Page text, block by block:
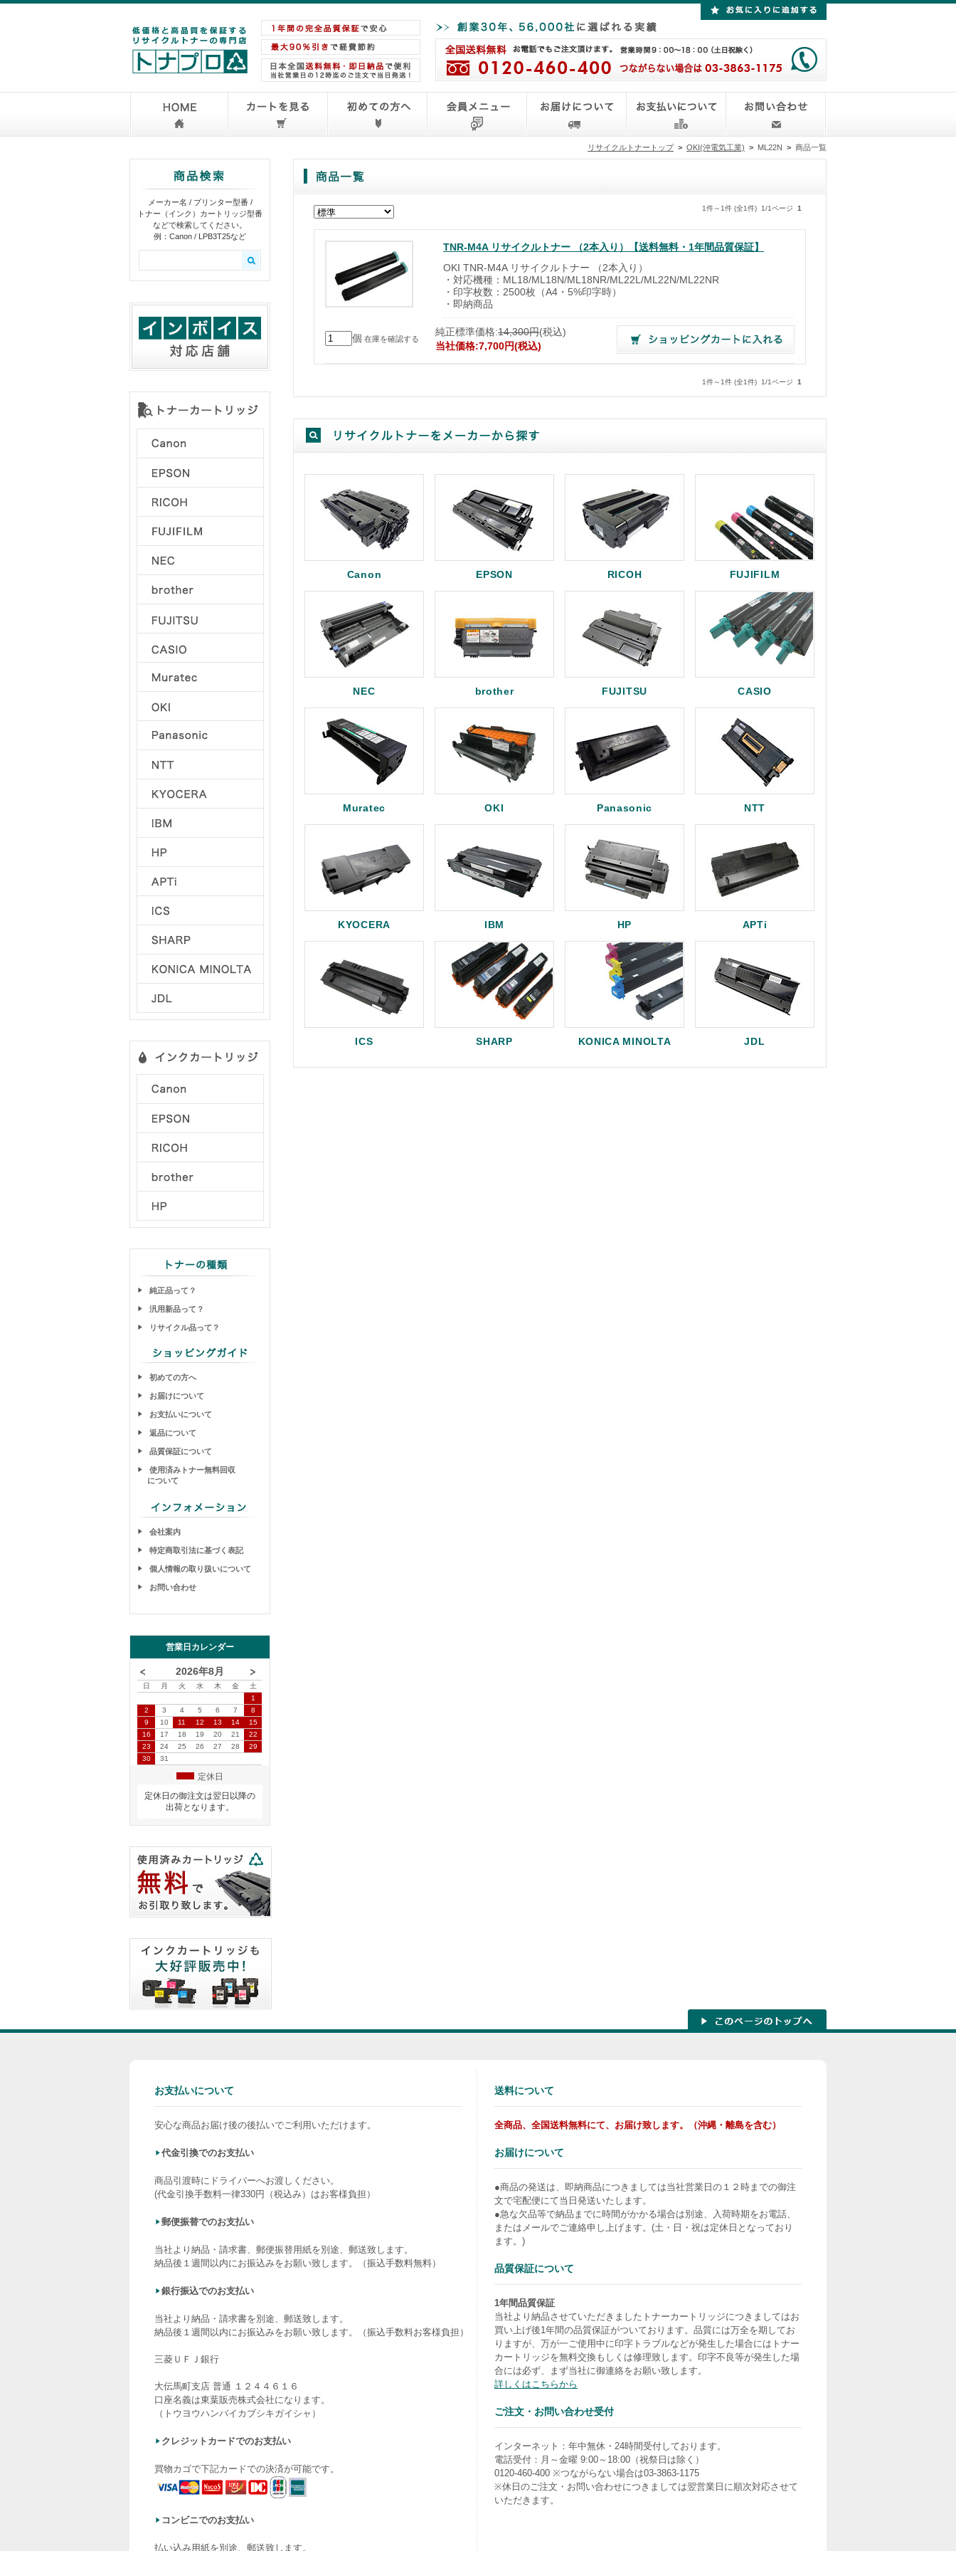
リサイクルトナートップ > OKI(沖電気工業) > ML22N > 商品一覧
メーカー名 / プリンター型番 /
トナー（インク）カートリッジ型番
などで検索してください。
例：Canon / LPB3T25など
純正品って？
汎用新品って？
リサイクル品って？
初めての方へ
お届けについて
お支払いについて
返品について
品質保証について
使用済みトナー無料回収
について
会社案内
特定商取引法に基づく表記
個人情報の取り扱いについて
お問い合わせ
営業日カレンダー
2026年8月
日 月 火 水 木 金
土
1
2
3 4 5 6 7
8
9
10 11 12 13 14
15
16
17 18 19 20 21
22
23
24 25 26 27 28
29
30
31
定休日
定休日の御注文は翌日以降の
出荷となります。
1件～1件 (全1件) 1/1ページ 1
TNR-M4A リサイクルトナー （2本入り）【送料無料・1年間品質保証】
OKI TNR-M4A リサイクルトナー （2本入り）
・対応機種：ML18/ML18N/ML18NR/ML22L/ML22N/ML22NR
・印字枚数：2500枚（A4・5%印字時）
・即納商品
個 在庫を確認する
純正標準価格:14,300円(税込)
当社価格:7,700円(税込)
1件～1件 (全1件) 1/1ページ 1
Canon EPSON RICOH FUJIFILM
NEC brother FUJITSU CASIO
Muratec OKI Panasonic NTT
KYOCERA IBM HP APTi
ICS SHARP KONICA MINOLTA JDL
お支払いについて
安心な商品お届け後の後払いでご利用いただけます。
代金引換でのお支払い
商品引渡時にドライバーへお渡しください。
(代金引換手数料一律330円（税込み）はお客様負担）
郵便振替でのお支払い
当社より納品・請求書、郵便振替用紙を別途、郵送致します。
納品後１週間以内にお振込みをお願い致します。（振込手数料無料）
銀行振込でのお支払い
当社より納品・請求書を別途、郵送致します。
納品後１週間以内にお振込みをお願い致します。（振込手数料お客様負担）
三菱ＵＦＪ銀行
大伝馬町支店 普通 １２４４６１６
口座名義は東葉販売株式会社になります。
（トウヨウハンバイカブシキガイシャ）
クレジットカードでのお支払い
買物カゴで下記カードでの決済が可能です。
コンビニでのお支払い
払い込み用紙を別途、郵送致します。
送料について
全商品、全国送料無料にて、お届け致します。（沖縄・離島を含む）
お届けについて
●商品の発送は、即納商品につきましては当社営業日の１２時までの御注
文で宅配便にて当日発送いたします。
●急な欠品等で納品までに時間がかかる場合は別途、入荷時期をお電話、
またはメールでご連絡申し上げます。(土・日・祝は定休日となっており
ます。)
品質保証について
1年間品質保証
当社より納品させていただきましたトナーカートリッジにつきましてはお
買い上げ後1年間の品質保証がついております。品質には万全を期してお
りますが、万が一ご使用中に印字トラブルなどが発生した場合にはトナー
カートリッジを無料交換もしくは修理致します。印字不良等が発生した場
合には必ず、まず当社に御連絡をお願い致します。
詳しくはこちらから
ご注文・お問い合わせ受付
インターネット：年中無休・24時間受付しております。
電話受付：月～金曜 9:00～18:00（祝祭日は除く）
0120-460-400 ※つながらない場合は03-3863-1175
※休日のご注文・お問い合わせにつきましては翌営業日に順次対応させて
いただきます。